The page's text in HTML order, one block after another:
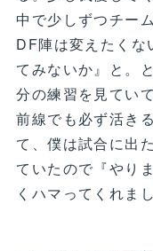
中で少しずつチー
DF陣は変えたくな
てみないか』と。
分の練習を見てい
前線でも必ず活き
て、僕は試合に出
ていたので『やり
くハマってくれま